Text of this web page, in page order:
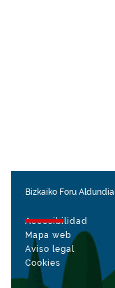
Bizkaiko Foru Aldundia
Accesibilidad
Mapa web
Aviso legal
Cookies